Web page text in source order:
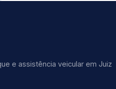
e assistência veicular em Juiz